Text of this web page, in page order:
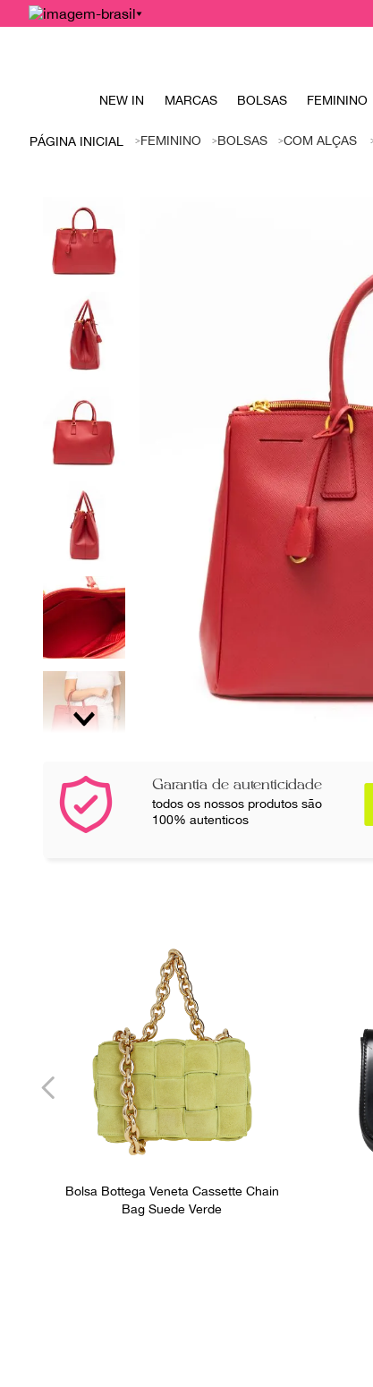
NEW IN MARCAS BOLSAS FEMININO
FEMININO BOLSAS COM ALÇAS
Garantia de autenticidade
todos os nossos produtos são
100% autenticos
Bolsa Bottega Veneta Cassette Chain
Bag Suede Verde